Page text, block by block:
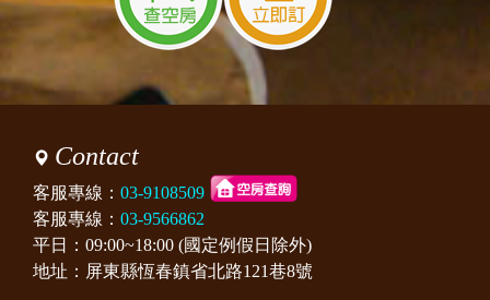
Contact
客服專線： 03-9108509
客服專線： 03-9566862
平日：09:00~18:00 (國定例假日除外)
地址：屏東縣恆春鎮省北路121巷8號